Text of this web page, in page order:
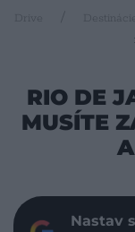
Drive
RIO DE
MUSÍTE
Nastav